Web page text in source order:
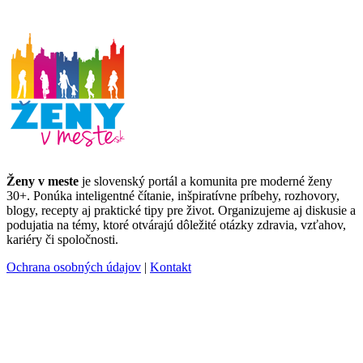
Ženy v meste je slovenský portál a komunita pre moderné ženy
30+. Ponúka inteligentné čítanie, inšpiratívne príbehy, rozhovory,
blogy, recepty aj praktické tipy pre život. Organizujeme aj diskusie a
podujatia na témy, ktoré otvárajú dôležité otázky zdravia, vzťahov,
kariéry či spoločnosti.
Ochrana osobných údajov | Kontakt